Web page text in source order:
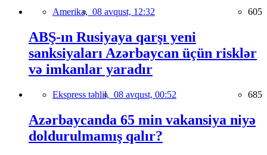
Amerika, 08 avqust, 12:32 605
ABŞ-ın Rusiyaya qarşı yeni
sanksiyaları Azərbaycan üçün risklər
və imkanlar yaradır
Ekspress təhlil, 08 avqust, 00:52 685
Azərbaycanda 65 min vakansiya niyə
doldurulmamış qalır?